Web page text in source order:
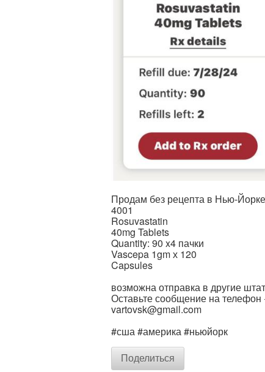
Продам без рецепта в Нью-
4001
Rosuvastatin
40mg Tablets
Quantity: 90 x4 пачки
Vascepa 1gm х 120
Capsules
возможна отправка в другие
Оставьте сообщение на телефон
vartovsk@gmail.com
#сша #америка #ньюйорк
Поделиться